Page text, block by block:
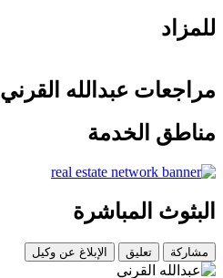
للمزاد
مراجعات عبدالله القرني
مناطق الخدمة
البثوث المباشرة
مشاركة تعليق الإبلاغ عن وكيل